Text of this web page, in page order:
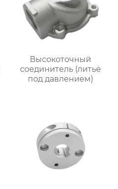
Высокоточный
соединитель (литьё
под давлением)